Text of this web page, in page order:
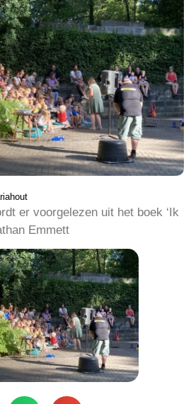
er voorgelezen uit het boek ‘Ik
Emmett